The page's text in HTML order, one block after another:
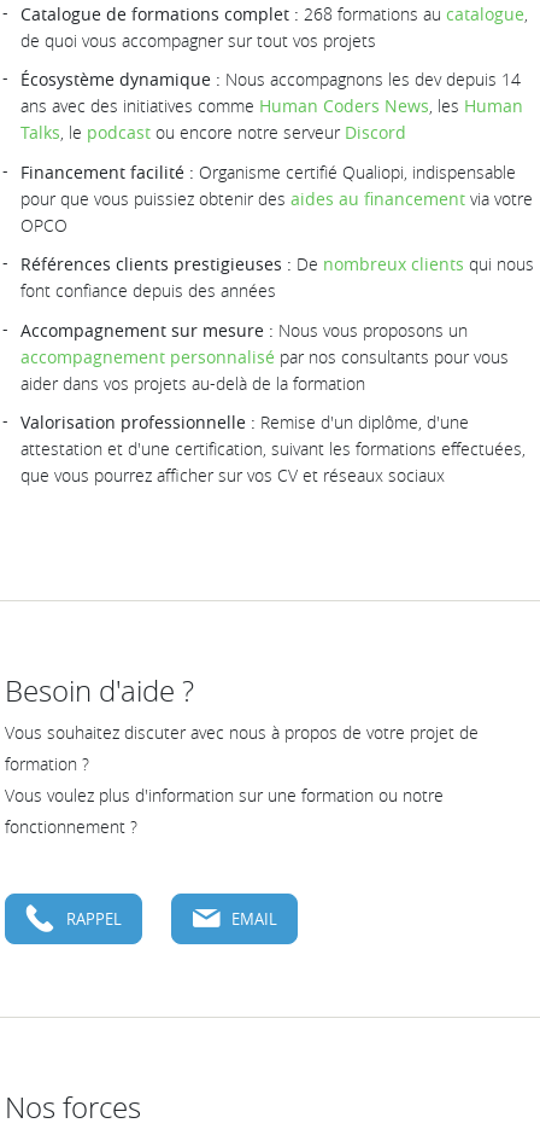
Catalogue de formations complet : 268 formations au catalogue,
de quoi vous accompagner sur tout vos projets
Écosystème dynamique : Nous accompagnons les dev depuis 14
ans avec des initiatives comme Human Coders News, les Human
Talks, le podcast ou encore notre serveur Discord
Financement facilité : Organisme certifié Qualiopi, indispensable
pour que vous puissiez obtenir des aides au financement via votre
OPCO
Références clients prestigieuses : De nombreux clients qui nous
font confiance depuis des années
Accompagnement sur mesure : Nous vous proposons un
accompagnement personnalisé par nos consultants pour vous
aider dans vos projets au-delà de la formation
Valorisation professionnelle : Remise d'un diplôme, d'une
attestation et d'une certification, suivant les formations effectuées,
que vous pourrez afficher sur vos CV et réseaux sociaux
Besoin d'aide ?
Vous souhaitez discuter avec nous à propos de votre projet de
formation ?
Vous voulez plus d'information sur une formation ou notre
fonctionnement ?
RAPPEL EMAIL
Nos forces